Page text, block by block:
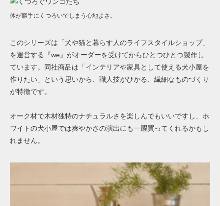
体が勝手にくつろいでしまう心地よさ。
このシリーズは「犬や猫と暮らす人のライフスタイルショップ」
を運営する『we』がオーダーを受けてからひとつひとつ製作し
ています。同社商品は「インテリアや家具として使える犬小屋を
作りたい」という思いから、職人技がひかる、繊細なものづくり
が特徴です。
オーク材で木材独特のナチュラルさを楽しんでもいいですし、ホ
ワイトの犬小屋では爽やかさの演出にも一躍買ってくれるかもし
れません。